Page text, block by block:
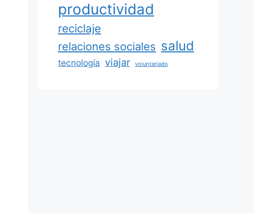
productividad
reciclaje
relaciones sociales salud
tecnología viajar voluntariado